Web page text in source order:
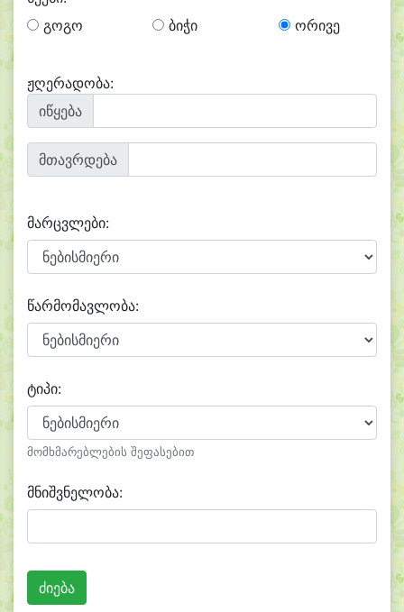
გოგო
ბიჭი ორივე
ჟღერადობა:
იწყება
მთავრდება
მარცვლები:
წარმომავლობა:
ტიპი:
მომხმარებლების შეფასებით
მნიშვნელობა: